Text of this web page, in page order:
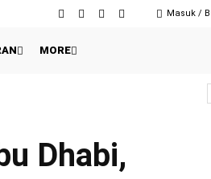
Masuk /
MORE
Dhabi,